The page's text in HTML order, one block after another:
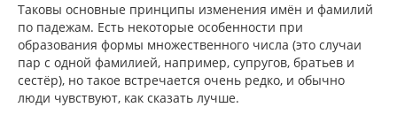
Таковы основные принципы изменения имён и фамилий
по падежам. Есть некоторые особенности при
образования формы множественного числа (это случаи
пар с одной фамилией, например, супругов, братьев и
сестёр), но такое встречается очень редко, и обычно
люди чувствуют, как сказать лучше.